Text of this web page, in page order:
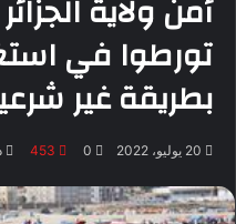
تورطوا في
بطريقة غير
20 يوليو، 2022 0
453